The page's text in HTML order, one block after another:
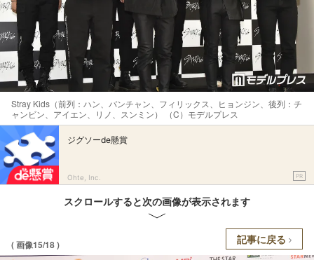
Stray Kids（前列：ハン、バンチャン、フィリックス、ヒョンジン、後列：チ
ャンビン、アイエン、リノ、スンミン） （C）モデルプレス
ジグソーde懸賞
Ohte, Inc. PR
スクロールすると次の画像が表示されます
( 画像15/18 ) 記事に戻る